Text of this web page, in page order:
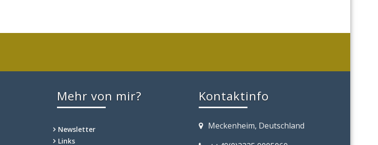
Mehr von mir?
Newsletter
Links
Kontaktinfo
Meckenheim, Deutschland